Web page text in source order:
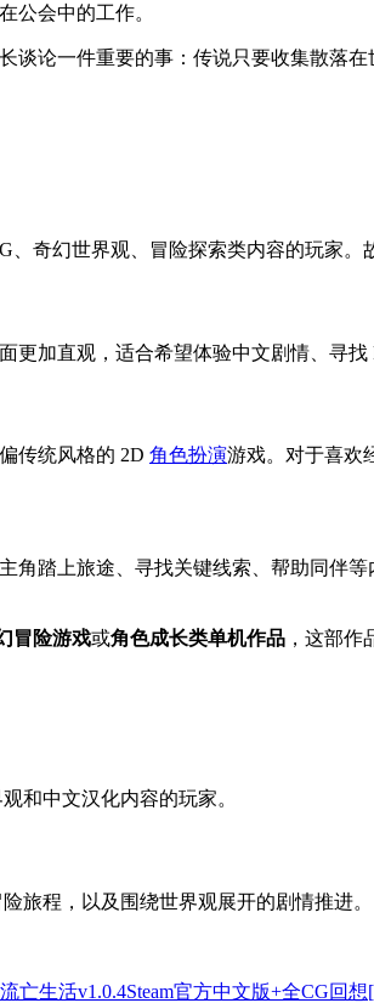
公会中的工作。
谈论一件重要的事：传说只要收集散落
、奇幻世界观、冒险探索类内容的玩家
加直观，适合希望体验中文剧情、寻找
传统风格的 2D 角色扮演游戏。对于喜欢
角踏上旅途、寻找关键线索、帮助同
冒险游戏或角色成长类单机作品 ，这部作
和中文汉化内容的玩家。
旅程，以及围绕世界观展开的剧情推进。
亡生活v1.0.4Steam官方中文版+全CG回想